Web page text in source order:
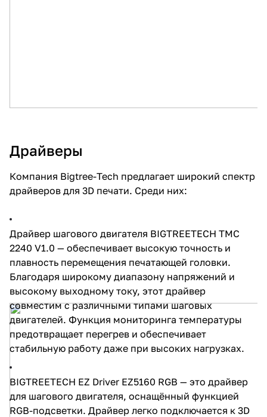
Драйверы
Компания Bigtree-Tech предлагает широкий спектр
драйверов для 3D печати. Среди них:
Драйвер шагового двигателя BIGTREETECH TMC
2240 V1.0 — обеспечивает высокую точность и
плавность перемещения печатающей головки.
Благодаря широкому диапазону напряжений и
высокому выходному току, этот драйвер
совместим с различными типами шаговых
двигателей. Функция мониторинга температуры
предотвращает перегрев и обеспечивает
стабильную работу даже при высоких нагрузках.
BIGTREETECH EZ Driver EZ5160 RGB — это драйвер
для шагового двигателя, оснащённый функцией
RGB-подсветки. Драйвер легко подключается к 3D